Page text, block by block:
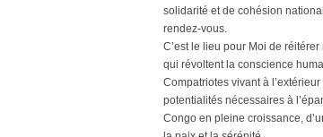
solidarité et de cohésion
rendez-vous.
C’est le lieu pour Moi de
qui révoltent la conscience
Compatriotes vivant à
potentialités nécessaires à
Congo en pleine croissance,